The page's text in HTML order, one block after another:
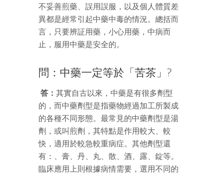
不妥善煎藥、誤用誤服，以及個人體質差
異都是經常引起中藥中毒的情況。總括而
言，只要辨証用藥，小心用藥，中病而
止，服用中藥是安全的。
問：中藥一定等於「苦茶」?
答： 其實自古以來，中藥是有很多劑型
的，而中藥劑型是指藥物經過加工所製成
的各種不同形態。最常見的中藥劑型是湯
劑，或叫煎劑，其特點是作用較大、較
快，適用於較急較重病症。其他劑型還
有：、膏、丹、丸、散、酒、露、錠等。
臨床應用上則根據病情需要，選用不同的